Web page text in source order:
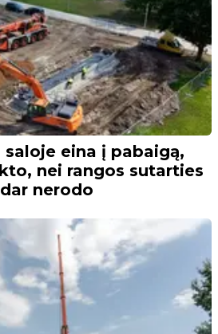
eina į pabaigą,
nei rangos sutarties
nerodo